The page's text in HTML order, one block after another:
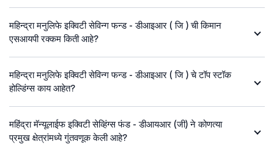
महिन्द्रा मनुलिफे इक्विटी सेविन्ग फन्ड - डीआइआर ( जि ) ची किमान
एसआयपी रक्कम किती आहे?
महिन्द्रा मनुलिफे इक्विटी सेविन्ग फन्ड - डीआइआर ( जि ) चे टॉप स्टॉक
होल्डिंग्स काय आहेत?
महिंद्रा मॅन्यूलाईफ इक्विटी सेव्हिंग्स फंड - डीआयआर (जी) ने कोणत्या
प्रमुख क्षेत्रांमध्ये गुंतवणूक केली आहे?